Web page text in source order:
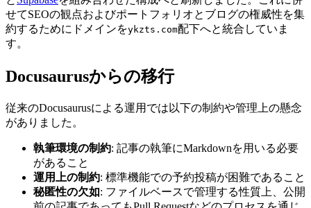
せてSEOの観点およびポートフォリオとブログの権威性を集
約するためにドメインをykzts.com配下へと統合していま
す。
Docusaurusからの移行
従来のDocusaurusによる運用では以下の制約や管理上の懸念
がありました。
執筆環境の制約: 記事の執筆にMarkdownを用いる必要
があること
運用上の制約: 標準機能での予約投稿が困難であること
秘匿性の欠如: ファイルベースで管理する性質上、公開